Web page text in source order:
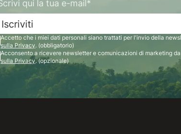
Iscriviti
Accetto che i miei dati personali siano trattati per l'invio della
sulla Privacy. (obbligatorio)
Acconsento a ricevere newsletter e comunicazioni di marketing
sulla Privacy. (opzionale)